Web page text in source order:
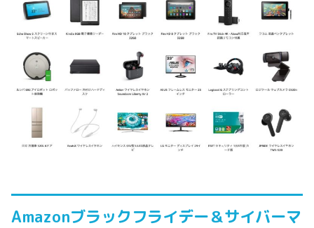
Amazonブラックフライデー＆サイバーマ